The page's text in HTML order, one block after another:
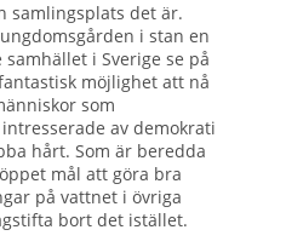
samlingsplats det är.
i stan en
i Sverige se på
möjlighet att nå
som
av demokrati
hårt. Som är beredda
mål att göra bra
på vattnet i övriga
bort det istället.